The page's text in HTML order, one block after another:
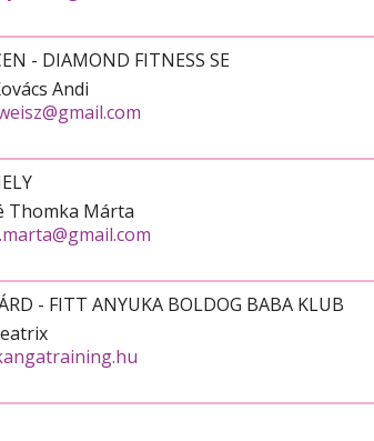
- DIAMOND FITNESS SE
Andi
Thomka Márta
- FITT ANYUKA BOLDOG BABA KLUB